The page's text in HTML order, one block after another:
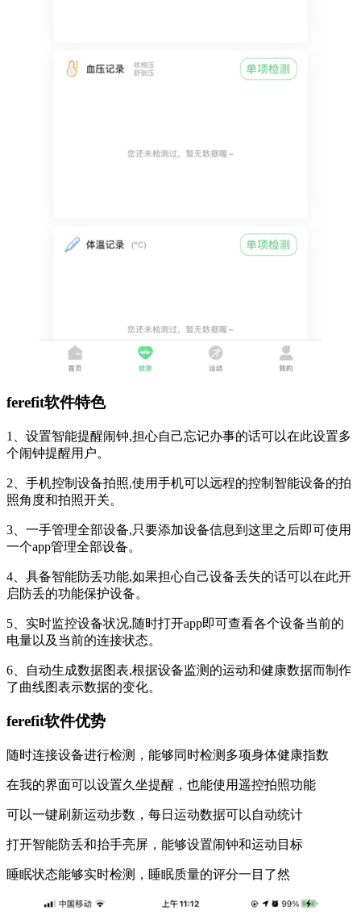
ferefit软件特色
1、设置智能提醒闹钟,担心自己忘记办事的话可以在此设置多
个闹钟提醒用户。
2、手机控制设备拍照,使用手机可以远程的控制智能设备的拍
照角度和拍照开关。
3、一手管理全部设备,只要添加设备信息到这里之后即可使用
一个app管理全部设备。
4、具备智能防丢功能,如果担心自己设备丢失的话可以在此开
启防丢的功能保护设备。
5、实时监控设备状况,随时打开app即可查看各个设备当前的
电量以及当前的连接状态。
6、自动生成数据图表,根据设备监测的运动和健康数据而制作
了曲线图表示数据的变化。
ferefit软件优势
随时连接设备进行检测，能够同时检测多项身体健康指数
在我的界面可以设置久坐提醒，也能使用遥控拍照功能
可以一键刷新运动步数，每日运动数据可以自动统计
打开智能防丢和抬手亮屏，能够设置闹钟和运动目标
睡眠状态能够实时检测，睡眠质量的评分一目了然